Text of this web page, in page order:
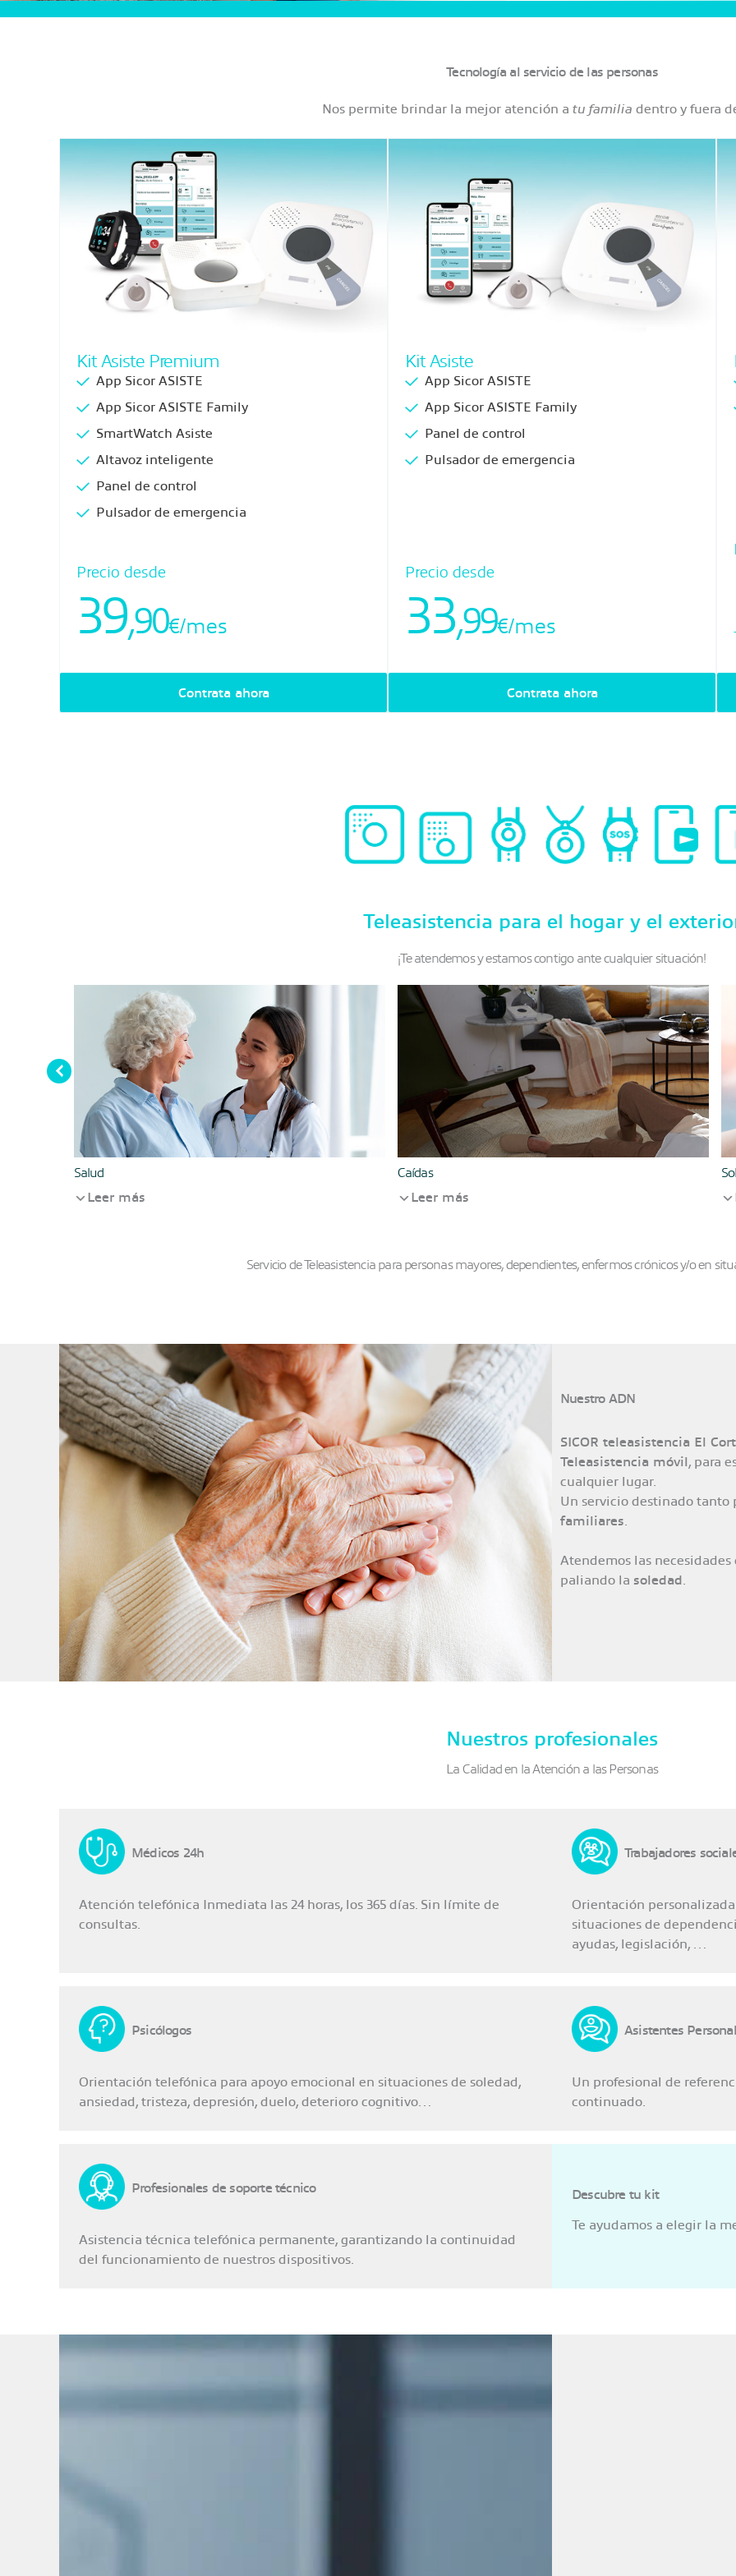
Tecnología al servicio de las personas
Nos permite brindar la mejor atención a tu familia dentro y fuera
Kit Asiste Premium
App Sicor ASISTE
App Sicor ASISTE Family
SmartWatch Asiste
Altavoz inteligente
Panel de control
Pulsador de emergencia
Precio desde
39,90€/mes
Contrata ahora
Kit Asiste
App Sicor ASISTE
App Sicor ASISTE Family
Panel de control
Pulsador de emergencia
Precio desde
33,99€/mes
Contrata ahora
Teleasistencia para el hogar y el
¡Te atendemos y estamos contigo ante cualquier situación!
Salud
Leer más
Caídas
Leer más
Servicio de Teleasistencia para personas mayores, dependientes, enfermos crónicos y/o en
Nuestro ADN
SICOR teleasistencia El
Teleasistencia móvil, para
cualquier lugar.
Un servicio destinado tanto
familiares.
Atendemos las
paliando la soledad.
Nuestros profesionales
La Calidad en la Atención a las Personas
Médicos 24h
Atención telefónica Inmediata las 24 horas, los 365 días. Sin límite de
consultas.
Trabajadores
Orientación
situaciones de
ayudas, legislación, …
Psicólogos
Orientación telefónica para apoyo emocional en situaciones de soledad,
ansiedad, tristeza, depresión, duelo, deterioro cognitivo…
Asistentes
Un profesional de
continuado.
Profesionales de soporte técnico
Asistencia técnica telefónica permanente, garantizando la continuidad
del funcionamiento de nuestros dispositivos.
Descubre tu kit
Te ayudamos a elegir la